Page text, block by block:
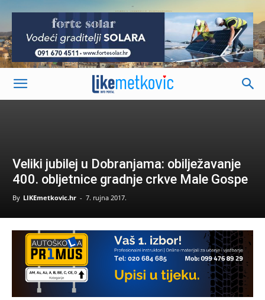
-
Veliki jubilej u Dobranjama: obilježavanje
400. obljetnice gradnje crkve Male Gospe
By LIKEmetkovic.hr - 7. rujna 2017.